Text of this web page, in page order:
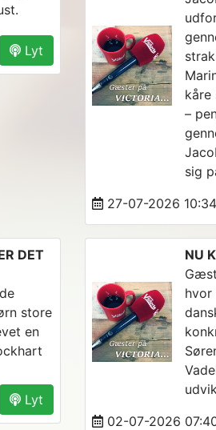
Lyt
kåre
–
sig
27-07-2026
DET
store
en
Lyt
NU
hvor
02-07-2026